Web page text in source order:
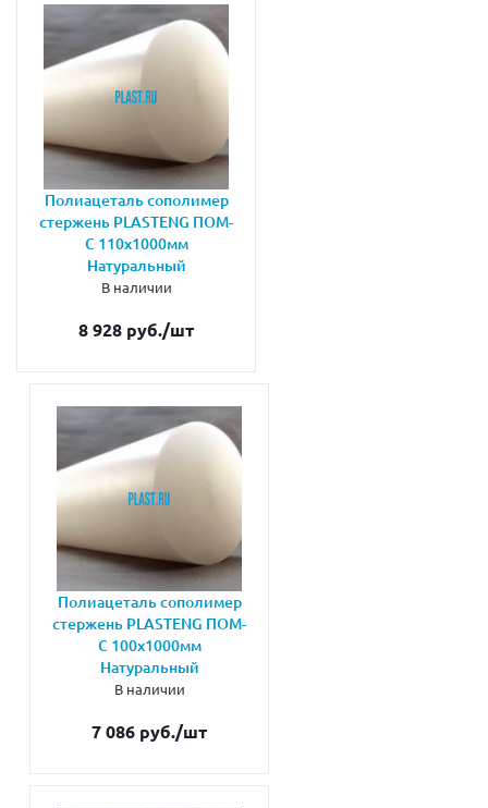
Полиацеталь сополимер
стержень PLASTENG ПОМ-
С 110х1000мм
Натуральный
В наличии
8 928 руб./шт
Полиацеталь сополимер
стержень PLASTENG ПОМ-
С 100х1000мм
Натуральный
В наличии
7 086 руб./шт